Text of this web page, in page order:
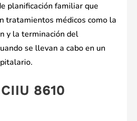
planificación familiar que
tratamientos médicos como la
y la terminación del
se llevan a cabo en un
8610